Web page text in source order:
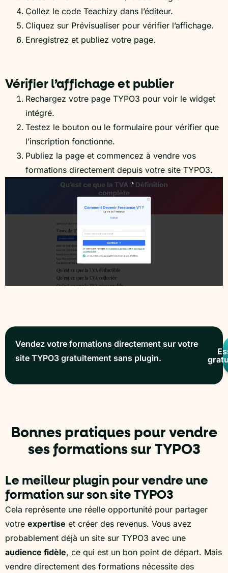
Collez le code Teachizy dans l’éditeur.
Cliquez sur Prévisualiser pour vérifier l’affichage.
Enregistrez et publiez votre page.
Vérifier l’affichage et publier
Rechargez votre page TYPO3 pour voir le widget
intégré.
Testez le bouton ou le formulaire pour vérifier que
l’inscription fonctionne.
Publiez la page et commencez à vendre vos
formations directement depuis votre site TYPO3.
Vendez votre formations directement sur votre
site TYPO3 gratuitement sans plugin.
Bonnes pratiques pour vendre
ses formations sur TYPO3
Le meilleur plugin pour vendre une
formation sur son site TYPO3
Cela représente une réelle opportunité pour partager
votre expertise et créer des revenus. Vous avez
probablement déjà un site sur TYPO3 avec une
audience fidèle, ce qui est un bon point de départ. Mais
vendre directement des formations nécessite des